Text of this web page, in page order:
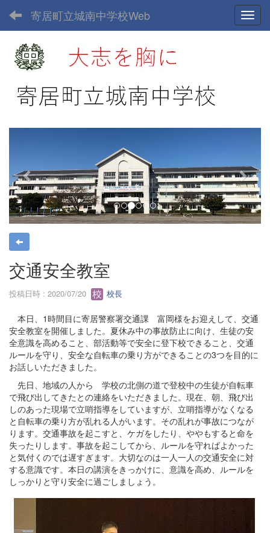
寄居町立城南中学校Web
e
v
i
o
u
s
x
t
交通安全教室
投稿日時 : 2020/07/20 校長
本日、1時間目に寄居警察署交通課 富岡様をお迎えして、交通
安全教室を開催しました。夏休み中の事故防止に向け、生徒の安
全意識を高めること、部活動等で安全に登下校できること、交通
ルールを守り、安全な自転車の乗り方ができることの3つを目的に
お話しいただきました。
先日、地域の人から 学校の北側の道で登校中の生徒が自転車
で飛び出してきたとの連絡をいただきました。現在、朝、飛び出
しのあった現場で立哨指導をしていますが、立哨指導がなくなる
と自転車の乗り方が乱れる人がいます。その乱れが事故につなが
ります。交通事故を起こすと、ケガをしたり、ややもすると命を
失ったりします。事故を起こしてから、ルールを守ればよかった
と気付くのでは遅すぎます。大切なのは一人一人の交通安全に対
する意識です。本日の講演をきっかけに、意識を高め、ルールを
しっかりと守り安全に過ごしましょう。